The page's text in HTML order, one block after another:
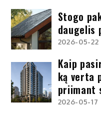
Stogo
daugelis
2026-05-22
Kaip
ką verta
priimant
2026-05-17